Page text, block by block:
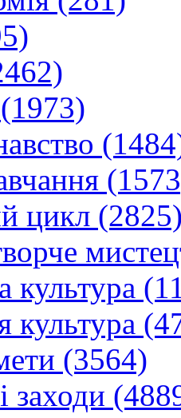
цикл
культура
культура
(3564)
заходи